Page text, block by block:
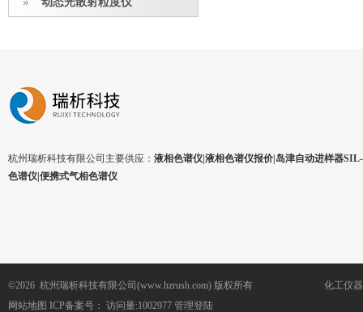
杭州瑞析科技有限公司主要供应： 液相色谱仪|液相色谱仪报价|岛津自动进样器
色谱仪|便携式气相色谱仪
©2026 杭州瑞析科技有限公司(www.hzrush.com) 版权所有
网站地图 ICP备案号： 访问量:1002977 管理登陆
化工仪